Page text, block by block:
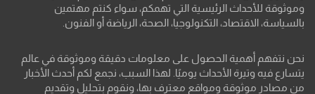
وموثوقة للأحداث الرئيسية التي تهمكم، سواء كنتم مهتمين
بالسياسة، الاقتصاد، التكنولوجيا، الصحة، الرياضة أو الفنون.
نحن نتفهم أهمية الحصول على معلومات دقيقة وموثوقة في عالم
يتسارع فيه وتيرة الأحداث يوميًا. لهذا السبب، نجمع لكم أحدث الأخبار
من مصادر موثوقة ومواقع معترف بها، ونقوم بتحليل وتقديم